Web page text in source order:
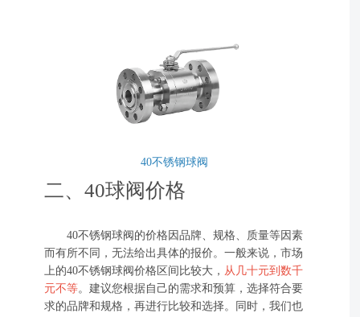
40不锈钢球阀
二、40球阀价格
40不锈钢球阀的价格因品牌、规格、质量等因素
而有所不同，无法给出具体的报价。一般来说，市场
上的40不锈钢球阀价格区间比较大， 从几十元到数千
元不等。建议您根据自己的需求和预算，选择符合要
求的品牌和规格，再进行比较和选择。同时，我们也